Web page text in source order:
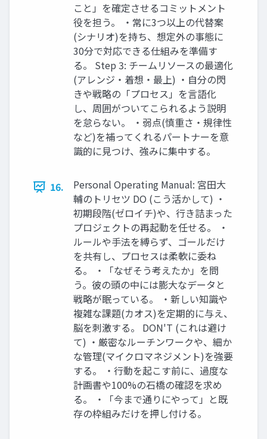
こと」を確定させるコミットメント
役を担う。 ・常に3つ以上の代替案
(シナリオ)を持ち、想定外の事態に
30分で対応できる仕組みを準備す
る。 Step 3: チームリソースの最適化
(アレンジ・着想・最上) ・自分の閃
きや戦略の「プロセス」を言語化
し、周囲がついてこられるよう説明
を怠らない。 ・弱点(慎重さ・規律性
など)を補ってくれるパートナーを意
識的に見つけ、強みに集中する。
16.
Personal Operating Manual: 宮田大
輔のトリセツ DO (こう活かして) ・
初期段階(ゼロイチ)や、行き詰まった
プロジェクトの再起動を任せる。 ・
ルールや手法を縛らず、ゴールだけ
を共有し、プロセスは柔軟に委ね
る。 ・「なぜそう考えたか」を問
う。彼の頭の中には膨大なデータと
戦略が眠っている。 ・新しい知識や
複雑な課題(カオス)を定期的に与え、
脳を刺激する。 DON'T (これは避け
て) ・厳密なルーチンワークや、細か
な管理(マイクロマネジメント)を強要
する。 ・行動を起こす前に、過度な
計画書や100%の石橋の確認を求め
る。 ・「今まで通りにやって」と既
存の枠組みだけを押し付ける。